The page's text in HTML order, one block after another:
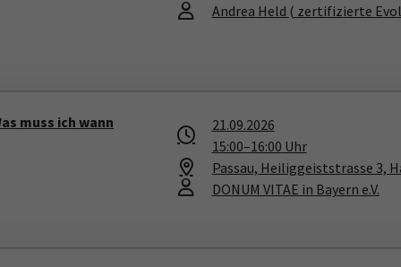
Andrea Held ( zertifizierte
muss ich wann
21.09.2026
15:00–16:00 Uhr
Passau, Heiliggeiststrasse 3,
DONUM VITAE in Bayern e.V.